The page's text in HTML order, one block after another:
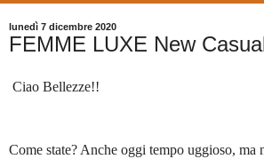
lunedì 7 dicembre 2020
FEMME LUXE New
Ciao Bellezze!!
Come state? Anche oggi tempo uggioso, ma